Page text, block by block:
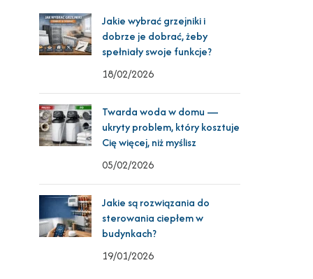
Jakie wybrać grzejniki i
dobrze je dobrać, żeby
spełniały swoje funkcje?
18/02/2026
Twarda woda w domu —
ukryty problem, który kosztuje
Cię więcej, niż myślisz
05/02/2026
Jakie są rozwiązania do
sterowania ciepłem w
budynkach?
19/01/2026